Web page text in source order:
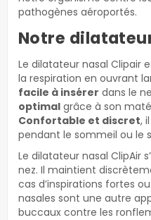
pathogènes aéroportés.
Notre
Le dilatateur nasal Clipair
la respiration en ouvrant
facile à insérer dans le
optimal grâce à son
Confortable et discret,
pendant le sommeil ou le
Le dilatateur nasal ClipAir
nez. Il maintient
cas d’inspirations fortes
nasales sont une autre
buccaux contre les